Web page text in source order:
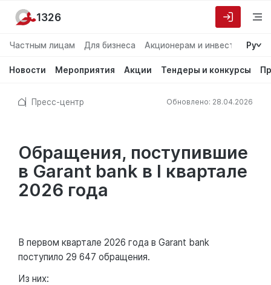
Частным лицам Для бизнеса Акционерам и инвесторам
Ру
Новости Мероприятия Акции Тендеры и конкурсы
1326
Пресс-центр Обновлено: 28.04.2026
Обращения, поступившие
в Garant bank в I квартале
2026 года
В первом квартале 2026 года в Garant bank
поступило 29 647 обращения.
Из них: